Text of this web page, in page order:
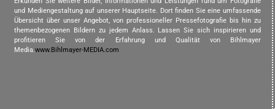
und Mediengestaltung auf unserer Hauptseite. Dort finden Sie eine umfassende
Übersicht über unser Angebot, von professioneller Pressefotografie bis hin zu
themenbezogenen Bildern zu jedem Anlass. Lassen Sie sich inspirieren und
profitieren Sie von der Erfahrung und Qualität von Bihlmayer
Media.www.Bihlmayer-MEDIA.com